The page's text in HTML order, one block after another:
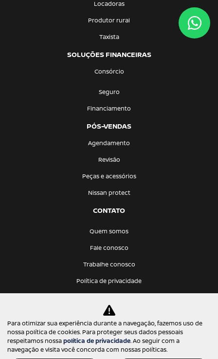
Locadoras
Produtor rural
Taxista
SOLUÇÕES FINANCEIRAS
Consórcio
Seguro
Financiamento
PÓS-VENDAS
Agendamento
Revisão
Peças e acessórios
Nissan protect
CONTATO
Quem somos
Fale conosco
Trabalhe conosco
Política de privacidade
KATANA VEICULOS LTDA
12.275.766/0001-68
Para otimizar sua experiência durante a navegação, fazemos uso de
nossa política de cookies. Para proteger seus dados pessoais
respeitamos nossapolítica de privacidade. Ao seguir com a
navegação e visita você concorda com nossas políticas.